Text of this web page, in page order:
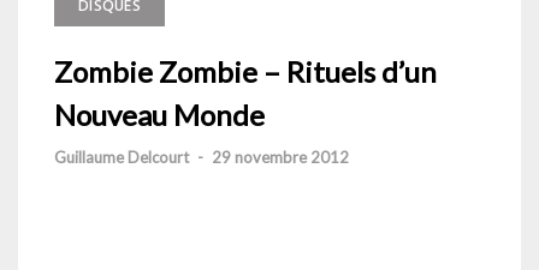
DISQUES
Zombie Zombie – Rituels d’un
Nouveau Monde
Guillaume Delcourt - 29 novembre 2012